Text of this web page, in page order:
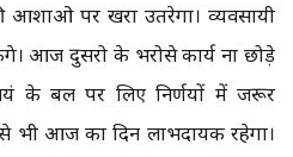
पर खरा उतरेगा। व्यवसायी
आज दुसरो के भरोसे कार्य ना छोड़े
के बल पर लिए निर्णयों में जरूर
भी आज का दिन लाभदायक रहेगा।